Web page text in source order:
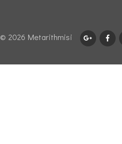
© 2026 Μetarithmisi